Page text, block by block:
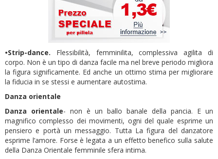
•Strip-dance. Flessibilità, femminilita, complessiva agilita di
corpo. Non è un tipo di danza facile ma nel breve periodo migliora
la figura significamente. Ed anche un ottimo stima per migliorare
la fiducia in se stessi e aumentare autostima.
Danza orientale
Danza orientale- non è un ballo banale della pancia. E un
magnifico complesso dei movimenti, ogni del quale esprime un
pensiero e portà un messaggio. Tutta La figura del danzatore
esprime l’amore. Forse è legata a un effetto benefico sulla salute
della Danza Orientale femminile sfera intima.